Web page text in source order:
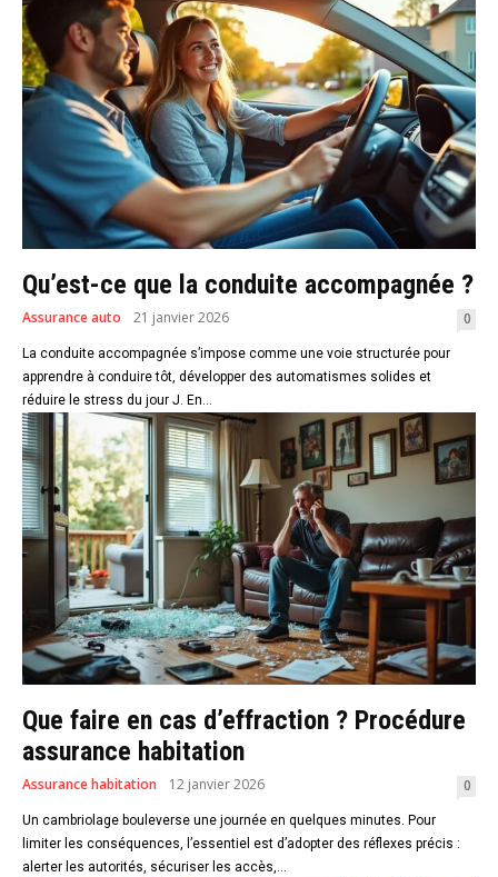
Qu’est-ce que la conduite accompagnée ?
Assurance auto 21 janvier 2026 0
La conduite accompagnée s’impose comme une voie structurée pour
apprendre à conduire tôt, développer des automatismes solides et
réduire le stress du jour J. En...
Que faire en cas d’effraction ? Procédure
assurance habitation
Assurance habitation 12 janvier 2026 0
Un cambriolage bouleverse une journée en quelques minutes. Pour
limiter les conséquences, l’essentiel est d’adopter des réflexes précis :
alerter les autorités, sécuriser les accès,...